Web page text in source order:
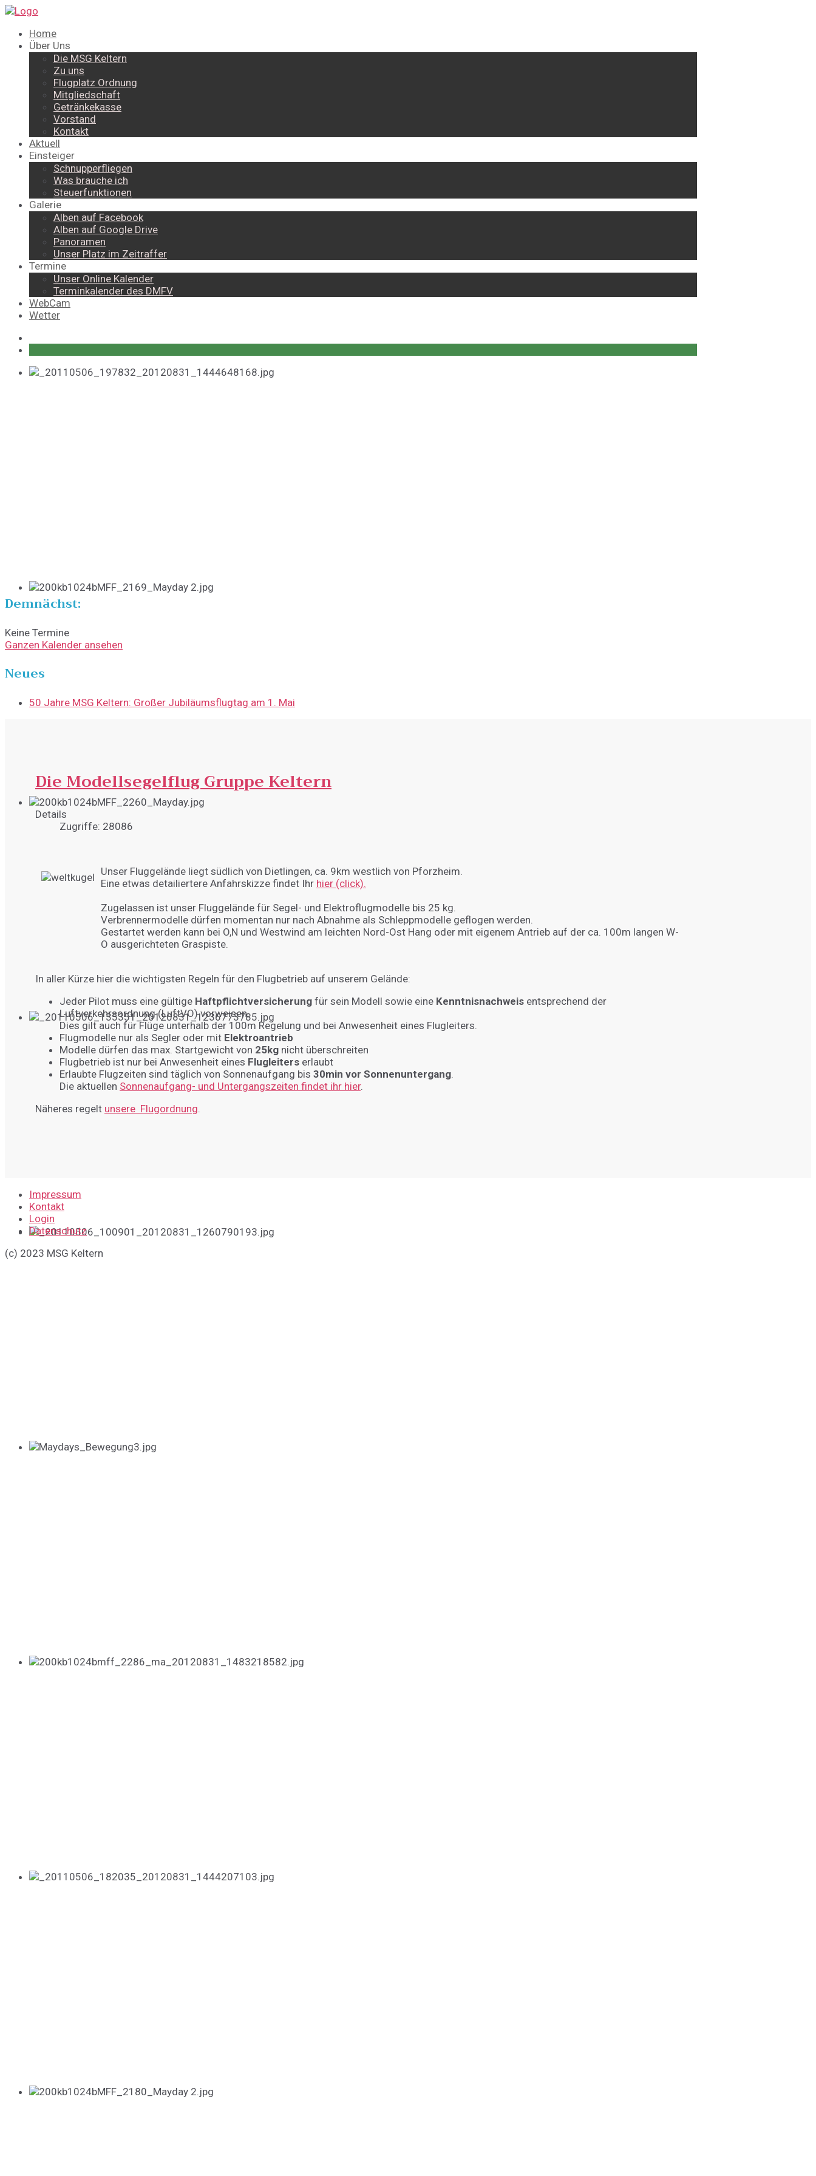
Home
Über Uns
Die MSG Keltern
Zu uns
Flugplatz Ordnung
Mitgliedschaft
Getränkekasse
Vorstand
Kontakt
Aktuell
Einsteiger
Schnupperfliegen
Was brauche ich
Steuerfunktionen
Galerie
Alben auf Facebook
Alben auf Google Drive
Panoramen
Unser Platz im Zeitraffer
Termine
Unser Online Kalender
Terminkalender des DMFV
WebCam
Wetter
Demnächst:
Keine Termine
Ganzen Kalender ansehen
Neues
50 Jahre MSG Keltern: Großer Jubiläumsflugtag am 1. Mai
Die Modellsegelflug Gruppe Keltern
Details
Zugriffe: 28086
Unser Fluggelände liegt südlich von Dietlingen, ca. 9km westlich von Pforzheim.
Eine etwas detailiertere Anfahrskizze findet Ihr hier (click).
Zugelassen ist unser Fluggelände für Segel- und Elektroflugmodelle bis 25 kg.
Verbrennermodelle dürfen momentan nur nach Abnahme als Schleppmodelle geflogen werden.
Gestartet werden kann bei O,N und Westwind am leichten Nord-Ost Hang oder mit eigenem Antrieb auf der ca. 100m langen W-
O ausgerichteten Graspiste.
In aller Kürze hier die wichtigsten Regeln für den Flugbetrieb auf unserem Gelände:
Jeder Pilot muss eine gültige Haftpflichtversicherung für sein Modell sowie eine Kenntnisnachweis entsprechend der
Luftverkehrsordnung (LuftVO) vorweisen.
Dies gilt auch für Flüge unterhalb der 100m Regelung und bei Anwesenheit eines Flugleiters.
Flugmodelle nur als Segler oder mit Elektroantrieb
Modelle dürfen das max. Startgewicht von 25kg nicht überschreiten
Flugbetrieb ist nur bei Anwesenheit eines Flugleiters erlaubt
Erlaubte Flugzeiten sind täglich von Sonnenaufgang bis 30min vor Sonnenuntergang
Die aktuellen Sonnenaufgang- und Untergangszeiten findet ihr hier.
Näheres regelt unsere Flugordnung
Impressum
Kontakt
Login
Datenschutz
(c) 2023 MSG Keltern